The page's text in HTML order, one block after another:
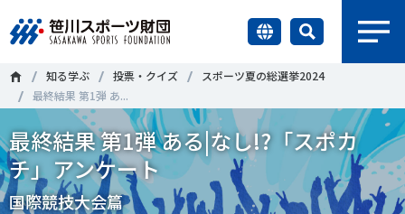
財団情報
研究員紹介
調査・研究
＃誰が子どものスポーツをささえるのか ＃部活動
＃アクティブなまちづくり ＃日本人の身体活動と健康寿命
知る学ぶ 投票・クイズ
スポーツ夏の総選挙2024
最終結果 第1弾 あ...
最終結果 第1弾 ある|なし!?「スポカ
チ」アンケート
国際競技大会篇